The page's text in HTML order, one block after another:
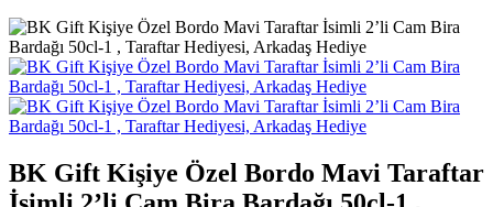
BK Gift Kişiye Özel Bordo Mavi Taraftar